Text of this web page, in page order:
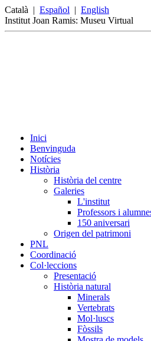
Català | Español | English
Institut Joan Ramis: Museu Virtual
Inici
Benvinguda
Notícies
Història
Història del centre
Galeries
L'institut
Professors i
150 aniversari
Origen del patrimoni
PNL
Coordinació
Col·leccions
Presentació
Història natural
Minerals
Vertebrats
Mol·luscs
Fòssils